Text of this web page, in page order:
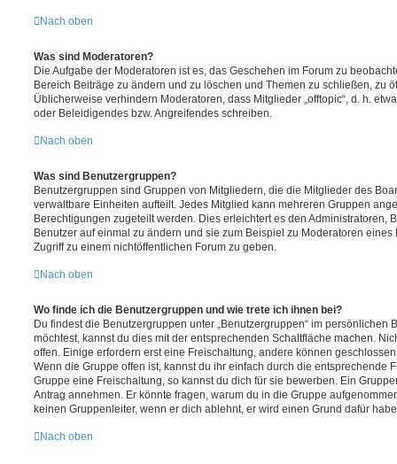
Nach oben
Was sind Moderatoren?
Die Aufgabe der Moderatoren ist es, das Geschehen im Forum zu
Bereich Beiträge zu ändern und zu löschen und Themen zu schließen, zu
Üblicherweise verhindern Moderatoren, dass Mitglieder „offtopic“, d. h.
oder Beleidigendes bzw. Angreifendes schreiben.
Nach oben
Was sind Benutzergruppen?
Benutzergruppen sind Gruppen von Mitgliedern, die die Mitglieder des
verwaltbare Einheiten aufteilt. Jedes Mitglied kann mehreren Gruppen
Berechtigungen zugeteilt werden. Dies erleichtert es den Administratoren,
Benutzer auf einmal zu ändern und sie zum Beispiel zu Moderatoren
Zugriff zu einem nichtöffentlichen Forum zu geben.
Nach oben
Wo finde ich die Benutzergruppen und wie trete ich ihnen bei?
Du findest die Benutzergruppen unter „Benutzergruppen“ im persönlichen
möchtest, kannst du dies mit der entsprechenden Schaltfläche machen.
offen. Einige erfordern erst eine Freischaltung, andere können
Wenn die Gruppe offen ist, kannst du ihr einfach durch die entsprechende
Gruppe eine Freischaltung, so kannst du dich für sie bewerben. Ein
Antrag annehmen. Er könnte fragen, warum du in die Gruppe
keinen Gruppenleiter, wenn er dich ablehnt, er wird einen Grund dafür
Nach oben